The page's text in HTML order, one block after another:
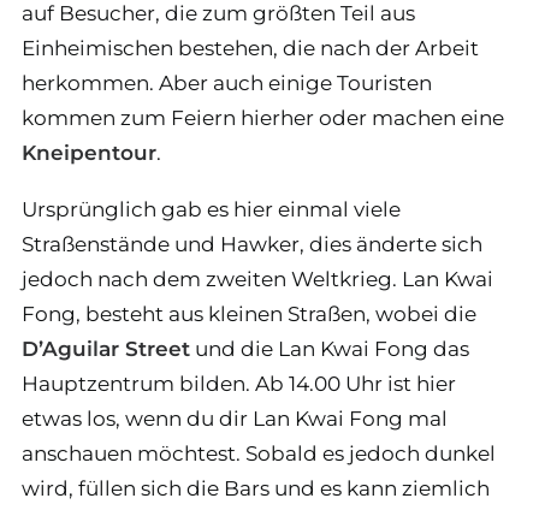
auf Besucher, die zum größten Teil aus
Einheimischen bestehen, die nach der Arbeit
herkommen. Aber auch einige Touristen
kommen zum Feiern hierher oder machen eine
Kneipentour.
Ursprünglich gab es hier einmal viele
Straßenstände und Hawker, dies änderte sich
jedoch nach dem zweiten Weltkrieg. Lan Kwai
Fong, besteht aus kleinen Straßen, wobei die
D’Aguilar Street und die Lan Kwai Fong das
Hauptzentrum bilden. Ab 14.00 Uhr ist hier
etwas los, wenn du dir Lan Kwai Fong mal
anschauen möchtest. Sobald es jedoch dunkel
wird, füllen sich die Bars und es kann ziemlich